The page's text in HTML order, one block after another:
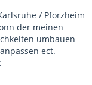
/ Pforzheim
der meinen
umbauen
ect.